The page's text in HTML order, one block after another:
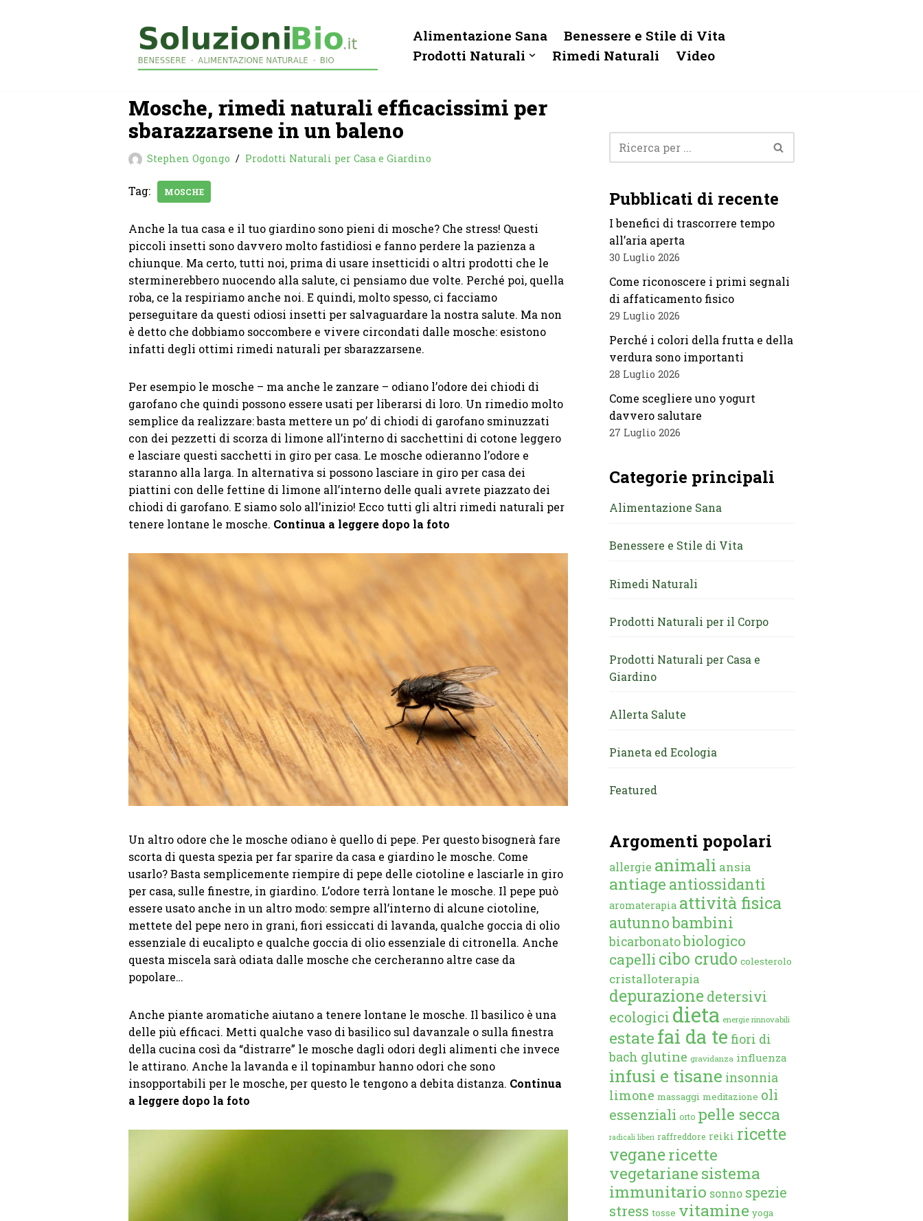
Alimentazione Sana
Benessere e Stile di Vita
Prodotti Naturali
Rimedi Naturali Video
Mosche, rimedi naturali efficacissimi per
sbarazzarsene in un baleno
Stephen Ogongo Prodotti Naturali per Casa e Giardino
Tag: MOSCHE
Anche la tua casa e il tuo giardino sono pieni di mosche? Che stress! Questi
piccoli insetti sono davvero molto fastidiosi e fanno perdere la pazienza a
chiunque. Ma certo, tutti noi, prima di usare insetticidi o altri prodotti che le
sterminerebbero nuocendo alla salute, ci pensiamo due volte. Perché poi, quella
roba, ce la respiriamo anche noi. E quindi, molto spesso, ci facciamo
perseguitare da questi odiosi insetti per salvaguardare la nostra salute. Ma non
è detto che dobbiamo soccombere e vivere circondati dalle mosche: esistono
infatti degli ottimi rimedi naturali per sbarazzarsene.
Per esempio le mosche – ma anche le zanzare – odiano l’odore dei chiodi di
garofano che quindi possono essere usati per liberarsi di loro. Un rimedio molto
semplice da realizzare: basta mettere un po’ di chiodi di garofano sminuzzati
con dei pezzetti di scorza di limone all’interno di sacchettini di cotone leggero
e lasciare questi sacchetti in giro per casa. Le mosche odieranno l’odore e
staranno alla larga. In alternativa si possono lasciare in giro per casa dei
piattini con delle fettine di limone all’interno delle quali avrete piazzato dei
chiodi di garofano. E siamo solo all’inizio! Ecco tutti gli altri rimedi naturali per
tenere lontane le mosche. Continua a leggere dopo la foto
Un altro odore che le mosche odiano è quello di pepe. Per questo bisognerà fare
scorta di questa spezia per far sparire da casa e giardino le mosche. Come
usarlo? Basta semplicemente riempire di pepe delle ciotoline e lasciarle in giro
per casa, sulle finestre, in giardino. L’odore terrà lontane le mosche. Il pepe può
essere usato anche in un altro modo: sempre all’interno di alcune ciotoline,
mettete del pepe nero in grani, fiori essiccati di lavanda, qualche goccia di olio
essenziale di eucalipto e qualche goccia di olio essenziale di citronella. Anche
questa miscela sarà odiata dalle mosche che cercheranno altre case da
popolare…
Anche piante aromatiche aiutano a tenere lontane le mosche. Il basilico è una
delle più efficaci. Metti qualche vaso di basilico sul davanzale o sulla finestra
della cucina così da “distrarre” le mosche dagli odori degli alimenti che invece
le attirano. Anche la lavanda e il topinambur hanno odori che sono
insopportabili per le mosche, per questo le tengono a debita distanza. Continua
a leggere dopo la foto
Pubblicati di recente
I benefici di trascorrere tempo
all’aria aperta
30 Luglio 2026
Come riconoscere i primi segnali
di affaticamento fisico
29 Luglio 2026
Perché i colori della frutta e della
verdura sono importanti
28 Luglio 2026
Come scegliere uno yogurt
davvero salutare
27 Luglio 2026
Categorie principali
Alimentazione Sana
Benessere e Stile di Vita
Rimedi Naturali
Prodotti Naturali per il Corpo
Prodotti Naturali per Casa e
Giardino
Allerta Salute
Pianeta ed Ecologia
Featured
Argomenti popolari
allergie animali ansia
antiage antiossidanti
aromaterapia attività fisica
autunnobambini
bicarbonatobiologico
capelli cibo crudo colesterolo
cristalloterapia
depurazione detersivi
ecologici dieta energie rinnovabili
estate fai da te fiori di
bach glutine gravidanza influenza
infusi e tisane insonnia
limone massaggi meditazione oli
essenziali orto pelle secca
radicali liberi raffreddore reiki ricette
veganericette
vegetariane sistema
immunitario sonno spezie
stress tosse vitamine yoga